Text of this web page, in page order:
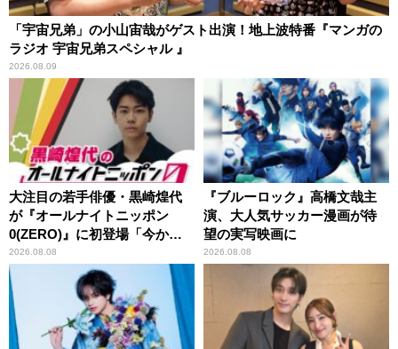
「宇宙兄弟」の小山宙哉がゲスト出演！地上波特番『マンガの
ラジオ 宇宙兄弟スペシャル 』
2026.08.09
大注目の若手俳優・黒崎煌代
が『オールナイトニッポン
0(ZERO)』に初登場「今から
とてもワクワクしておりま
す！」
2026.08.08
『ブルーロック』高橋文哉主
演、大人気サッカー漫画が待
望の実写映画に
2026.08.08